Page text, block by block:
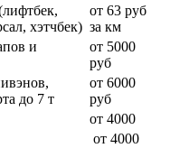
хэтчбек)
от 63 руб
за км
и
от 5000
руб
до 7 т
от 6000
руб
от 4000
от 4000